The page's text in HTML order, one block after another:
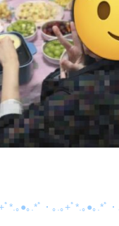
ﾟ*.｡●｡.*ﾟ・｡.｡+ﾟ*.｡●｡.*ﾟ